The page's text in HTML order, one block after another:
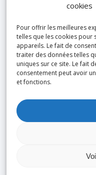
cookies
Pour offrir les meilleures
telles que les cookies pour
appareils. Le fait de
traiter des données telles
uniques sur ce site. Le fait
consentement peut avoir
et fonctions.
Domi Ménage
rejoindre notre
Contactez
chez vous
© 2026 DOMI
|